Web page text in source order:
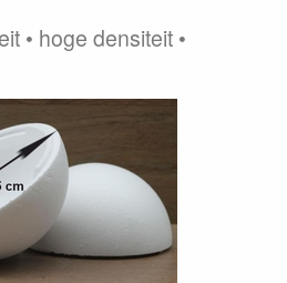
• hoge densiteit •